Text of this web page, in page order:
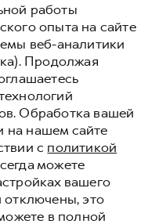
касающаяся
носит
публичной офертой.
носят информационный
(ООО «Грейт
информации
дилеру ООО
Горячей линии 8 (800)
на данном сайте
любое время без
может отсутствовать
оперативных служб
Рус»
работы
опыта на сайте
веб-аналитики
Продолжая
Обработка вашей
на нашем сайте
с политикой
можете
вашего
отключены, это
в полной